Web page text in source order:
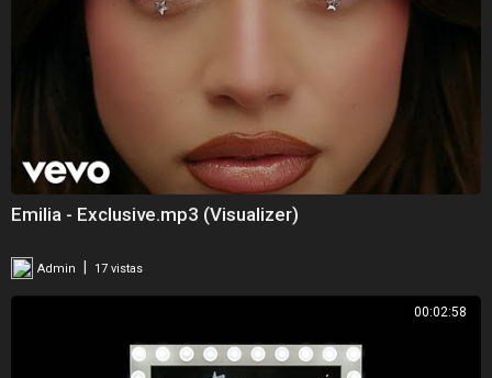
Emilia - Exclusive.mp3 (Visualizer)
Admin 17 vistas
00:02:58